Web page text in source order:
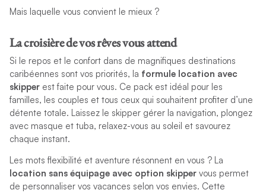
Mais laquelle vous convient le mieux ?
La croisière de vos rêves vous attend
Si le repos et le confort dans de magnifiques destinations
caribéennes sont vos priorités, la formule location avec
skipperest faite pour vous. Ce pack est idéal pour les
familles, les couples et tous ceux qui souhaitent profiter d’une
détente totale. Laissez le skipper gérer la navigation, plongez
avec masque et tuba, relaxez-vous au soleil et savourez
chaque instant.
Les mots flexibilité et aventure résonnent en vous ? La
location sans équipage avec option skippervous permet
de personnaliser vos vacances selon vos envies. Cette